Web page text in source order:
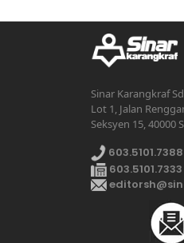
Sinar Karangkraf
Lot 1, Jalan
Seksyen 15, 40000
603.5101.7388
603.5101.7333